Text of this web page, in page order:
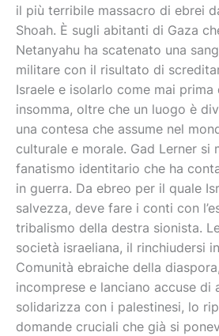
il più terribile massacro di ebrei
Shoah. È sugli abitanti di Gaza
Netanyahu ha scatenato una
militare con il risultato di
Israele e isolarlo come mai prima
insomma, oltre che un luogo è
una contesa che assume nel
culturale e morale. Gad Lerner si
fanatismo identitario che ha
in guerra. Da ebreo per il quale
salvezza, deve fare i conti con
tribalismo della destra sionista.
società israeliana, il rinchiudersi
Comunità ebraiche della
incomprese e lanciano accuse di
solidarizza con i palestinesi, lo
domande cruciali che già si